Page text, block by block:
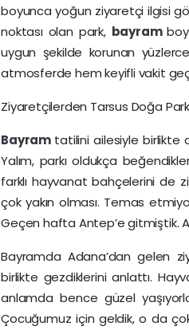
boyunca yoğun ziyaretçi ilgisi
noktası olan park, bayram
uygun şekilde korunan
atmosferde hem keyifli vakit
Ziyaretçilerden Tarsus Doğa
Bayram tatilini ailesiyle birlikte
Yalım, parkı oldukça
farklı hayvanat bahçelerini de
çok yakın olması. Temas
Geçen hafta Antep’e gitmiştik.
Bayramda Adana’dan gelen
birlikte gezdiklerini anlattı.
anlamda bence güzel
Çocuğumuz için geldik, o da